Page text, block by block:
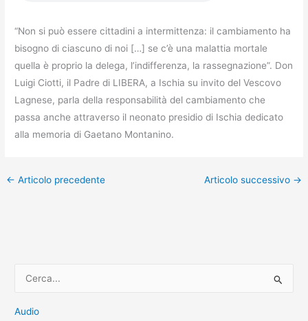
“Non si può essere cittadini a intermittenza: il cambiamento ha
bisogno di ciascuno di noi […] se c’è una malattia mortale
quella è proprio la delega, l’indifferenza, la rassegnazione”. Don
Luigi Ciotti, il Padre di LIBERA, a Ischia su invito del Vescovo
Lagnese, parla della responsabilità del cambiamento che
passa anche attraverso il neonato presidio di Ischia dedicato
alla memoria di Gaetano Montanino.
← Articolo precedente Articolo successivo →
r
Audio